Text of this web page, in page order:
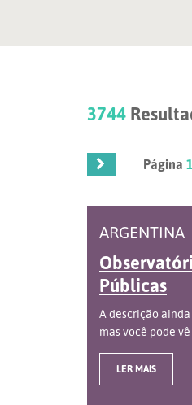
3744
Página1
ARGENTINA
Públicas
A descrição
mas você pode
LER MAIS